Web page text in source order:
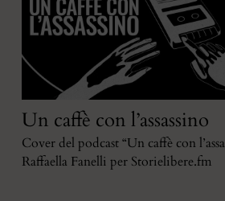
Un caffè con l’assassino
Cover del podcast “Un caffè con
Raffaella Fanelli per Storielibere.fm